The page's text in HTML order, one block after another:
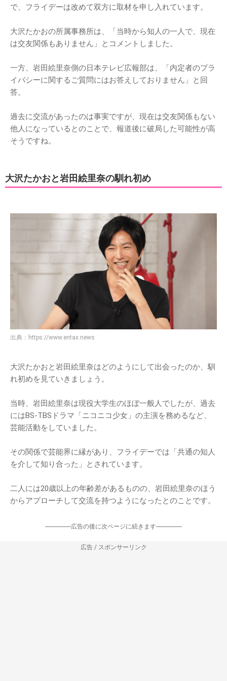
で、フライデーは改めて双方に取材を申し入れています。
大沢たかおの所属事務所は、「当時から知人の一人で、現在
は交友関係もありません」とコメントしました。
一方、岩田絵里奈側の日本テレビ広報部は、「内定者のプラ
イバシーに関するご質問にはお答えしておりません」と回
答。
過去に交流があったのは事実ですが、現在は交友関係もない
他人になっているとのことで、報道後に破局した可能性が高
そうですね。
大沢たかおと岩田絵里奈の馴れ初め
出典： https://www.entax.news
大沢たかおと岩田絵里奈はどのようにして出会ったのか、馴
れ初めを見ていきましょう。
当時、岩田絵里奈は現役大学生のほぼ一般人でしたが、過去
にはBS-TBSドラマ「ニコニコ少女」の主演を務めるなど、
芸能活動をしていました。
その関係で芸能界に縁があり、フライデーでは「共通の知人
を介して知り合った」とされています。
二人には20歳以上の年齢差があるものの、岩田絵里奈のほう
からアプローチして交流を持つようになったとのことです。
-----------------広告の後に次ページに続きます-----------------
広告 / スポンサーリンク